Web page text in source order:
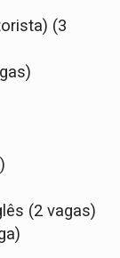
(3
(2 vagas)